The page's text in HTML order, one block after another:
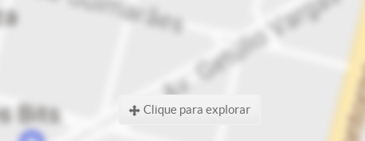
Clique para explorar